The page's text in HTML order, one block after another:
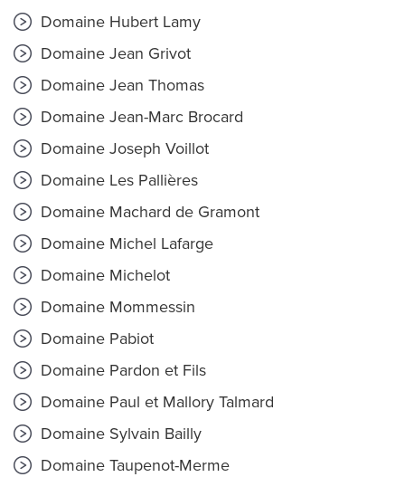
Domaine Hubert Lamy
Domaine Jean Grivot
Domaine Jean Thomas
Domaine Jean-Marc Brocard
Domaine Joseph Voillot
Domaine Les Pallières
Domaine Machard de Gramont
Domaine Michel Lafarge
Domaine Michelot
Domaine Mommessin
Domaine Pabiot
Domaine Pardon et Fils
Domaine Paul et Mallory Talmard
Domaine Sylvain Bailly
Domaine Taupenot-Merme